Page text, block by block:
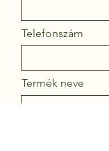
Telefonszám
Termék neve